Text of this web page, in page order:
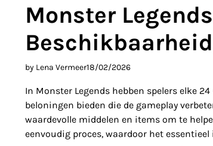
Monster
by Lena Vermeer18/02/2026
In Monster Legends hebben spelers elke
beloningen bieden die de gameplay
waardevolle middelen en items om te
eenvoudig proces, waardoor het